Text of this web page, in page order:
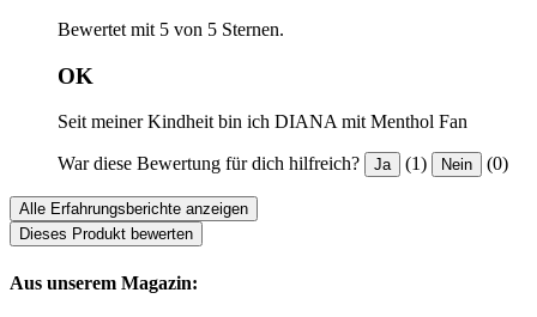
Bewertet mit 5 von 5 Sternen.
OK
Seit meiner Kindheit bin ich DIANA mit Menthol Fan
War diese Bewertung für dich hilfreich? Ja (1) Nein (0)
Alle Erfahrungsberichte anzeigen
Dieses Produkt bewerten
Aus unserem Magazin: